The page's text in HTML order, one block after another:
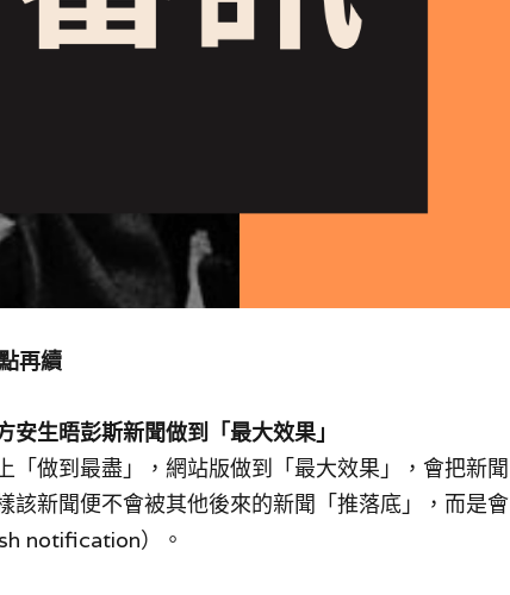
再續
生晤彭斯新聞做到「最大效果」
做到最盡」，網站版做到「最大效果」，會把新聞
新聞便不會被其他後來的新聞「推落底」，而是會
notification）。